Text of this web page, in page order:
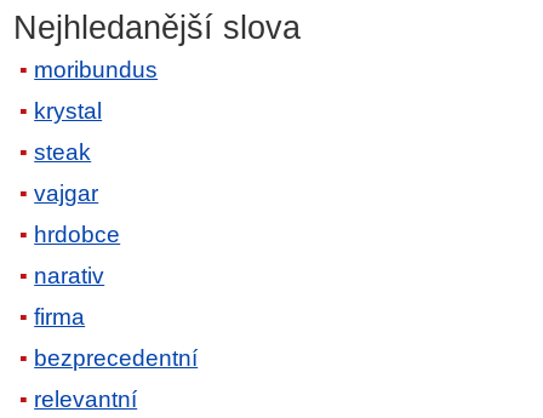
Nejhledanější slova
moribundus
krystal
steak
vajgar
hrdobce
narativ
firma
bezprecedentní
relevantní